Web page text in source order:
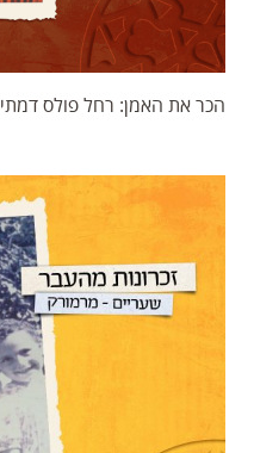
הכר את האמן: רחל פולס דמתי